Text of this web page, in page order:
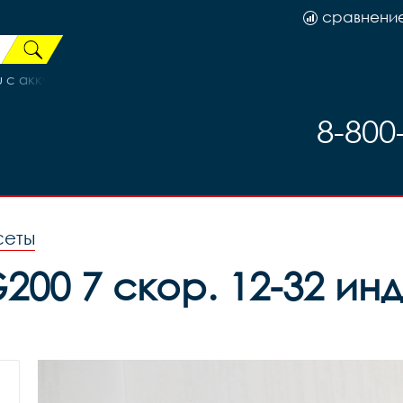
аккум.8.4V, код 3264906
8-
7 скор. 12-32